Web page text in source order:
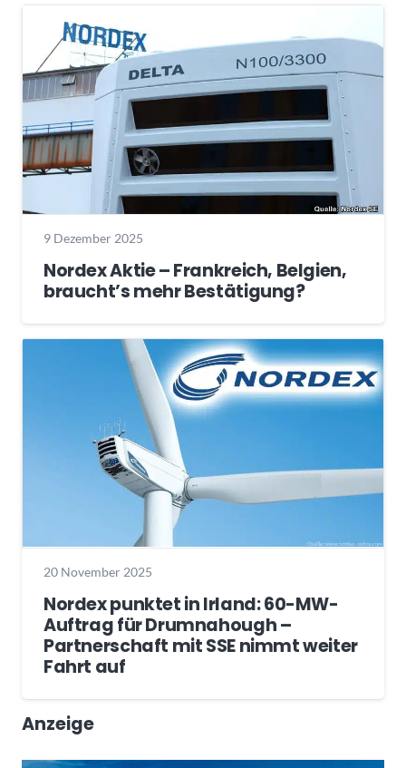
9 Dezember 2025
Nordex Aktie – Frankreich, Belgien,
braucht’s mehr Bestätigung?
20 November 2025
Nordex punktet in Irland: 60-MW-
Auftrag für Drumnahough –
Partnerschaft mit SSE nimmt weiter
Fahrt auf
Anzeige